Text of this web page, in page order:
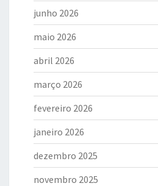
junho 2026
maio 2026
abril 2026
março 2026
fevereiro 2026
janeiro 2026
dezembro 2025
novembro 2025